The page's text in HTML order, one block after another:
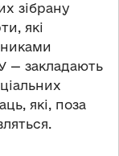
зібрану
які
— закладають
які, поза